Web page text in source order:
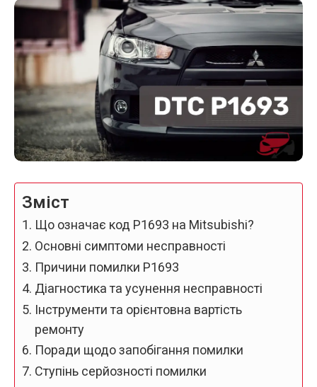
Зміст
Що означає код P1693 на Mitsubishi?
Основні симптоми несправності
Причини помилки P1693
Діагностика та усунення несправності
Інструменти та орієнтовна вартість
ремонту
Поради щодо запобігання помилки
Ступінь серйозності помилки